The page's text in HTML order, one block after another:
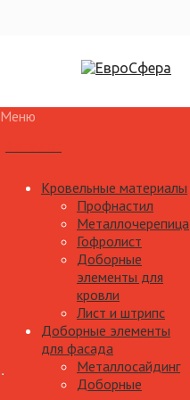
Меню
Кровельные материалы
Профнастил
Металлочерепица
Гофролист
Доборные
элементы для
кровли
Лист и штрипс
Доборные элементы
для фасада
Металлосайдинг
Доборные